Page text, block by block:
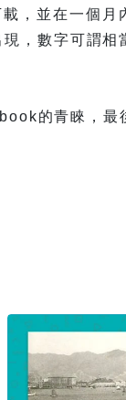
，並在一個月
，數字可謂相
的青睞，最